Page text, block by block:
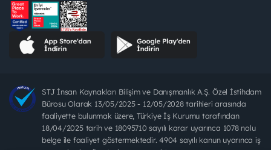
STJ İnsan Kaynakları Bilişim ve Danışmanlık A.Ş. Özel İstihdam
Bürosu Olarak 13/05/2025 - 12/05/2028 tarihleri arasında
faaliyette bulunmak üzere, Türkiye İş Kurumu tarafından
18/04/2025 tarih ve 18095710 sayılı karar uyarınca 1078 nolu
belge ile faaliyet göstermektedir. 4904 sayılı kanun uyarınca iş